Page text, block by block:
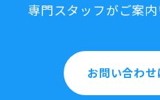
専門スタッフがご案内
お問い合わせ